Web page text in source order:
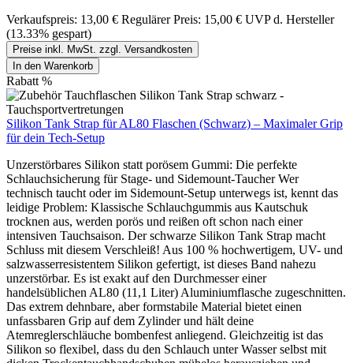
Verkaufspreis: 13,00 € Regulärer Preis: 15,00 € UVP d. Hersteller
(13.33% gespart)
Preise inkl. MwSt. zzgl. Versandkosten
In den Warenkorb
Rabatt %
Silikon Tank Strap für AL80 Flaschen (Schwarz) – Maximaler Grip
für dein Tech-Setup
Unzerstörbares Silikon statt porösem Gummi: Die perfekte
Schlauchsicherung für Stage- und Sidemount-Taucher Wer
technisch taucht oder im Sidemount-Setup unterwegs ist, kennt das
leidige Problem: Klassische Schlauchgummis aus Kautschuk
trocknen aus, werden porös und reißen oft schon nach einer
intensiven Tauchsaison. Der schwarze Silikon Tank Strap macht
Schluss mit diesem Verschleiß! Aus 100 % hochwertigem, UV- und
salzwasserresistentem Silikon gefertigt, ist dieses Band nahezu
unzerstörbar. Es ist exakt auf den Durchmesser einer
handelsüblichen AL80 (11,1 Liter) Aluminiumflasche zugeschnitten.
Das extrem dehnbare, aber formstabile Material bietet einen
unfassbaren Grip auf dem Zylinder und hält deine
Atemreglerschläuche bombenfest anliegend. Gleichzeitig ist das
Silikon so flexibel, dass du den Schlauch unter Wasser selbst mit